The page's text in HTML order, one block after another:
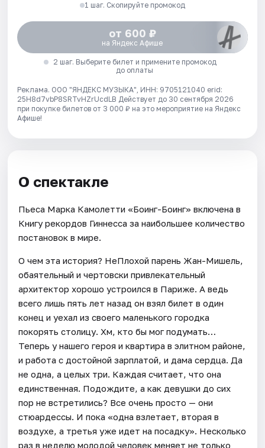
1 шаг. Скопируйте промокод
от 600 ₽
на Яндекс Афише
2 шаг. Выберите билет и примените промокод
до оплаты
Реклама. ООО "ЯНДЕКС МУЗЫКА", ИНН: 9705121040 erid:
25H8d7vbP8SRTvHZrUcdLB Действует до 30 сентября 2026
при покупке билетов от 3 000 ₽ на это мероприятие на Яндекс
Афише!
О спектакле
Пьеса Марка Камолетти «Боинг-Боинг» включена в
Книгу рекордов Гиннесса за наибольшее количество
постановок в мире.
О чем эта история? НеПлохой парень Жан-Мишель,
обаятельный и чертовски привлекательный
архитектор хорошо устроился в Париже. А ведь
всего лишь пять лет назад он взял билет в один
конец и уехал из своего маленького городка
покорять столицу. Хм, кто бы мог подумать…
Теперь у нашего героя и квартира в элитном районе,
и работа с достойной зарплатой, и дама сердца. Да
не одна, а целых три. Каждая считает, что она
единственная. Подождите, а как девушки до сих
пор не встретились? Все очень просто — они
стюардессы. И пока «одна взлетает, вторая в
воздухе, а третья уже идет на посадку». Несколько
раз в неделю молодой человек меняет не только